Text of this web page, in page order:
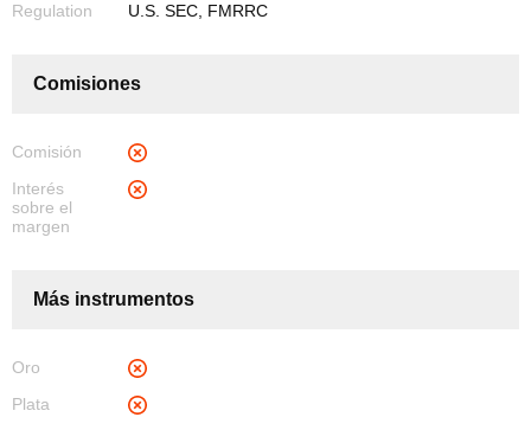
Regulation
U.S. SEC, FMRRC
Comisiones
Comisión
Interés
sobre el
margen
Más instrumentos
Oro
Plata